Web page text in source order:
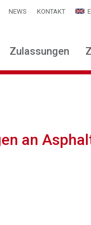
NEWS KONTAKT
Zulassungen
an